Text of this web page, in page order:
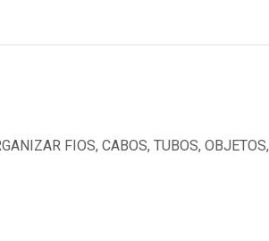
FIOS, CABOS, TUBOS, OBJETOS,